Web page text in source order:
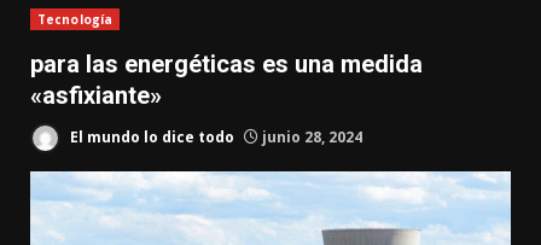
Tecnología
para las energéticas es una medida
«asfixiante»
El mundo lo dice todo junio 28, 2024